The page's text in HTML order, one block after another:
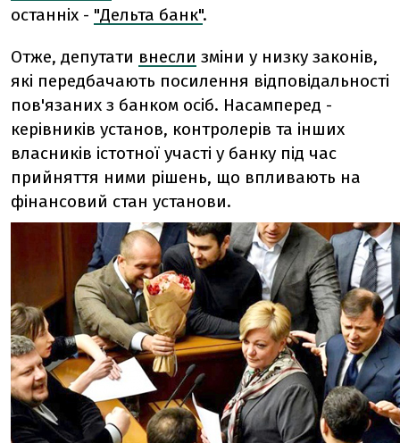
останніх - "Дельта банк".
Отже, депутати внесли зміни у низку законів,
які передбачають посилення відповідальності
пов'язаних з банком осіб. Насамперед -
керівників установ, контролерів та інших
власників істотної участі у банку під час
прийняття ними рішень, що впливають на
фінансовий стан установи.